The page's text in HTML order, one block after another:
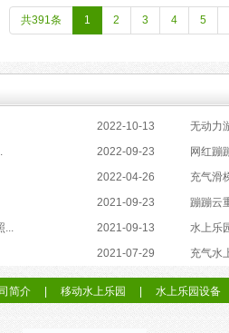
共391条 1 2 3 4 5
2022-10-13
无动力
2022-09-23
网红蹦
2022-04-26
充气滑
2021-09-23
蹦蹦云
2021-09-13
...
水上乐
2021-07-29
充气水
简介 移动水上乐园 水上乐园设备